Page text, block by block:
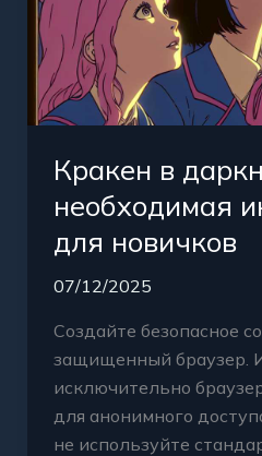
Кракен в
необходимая
для новичков
07/12/2025
Создайте безопасное
защищенный браузер.
исключительно
для анонимного
не используйте